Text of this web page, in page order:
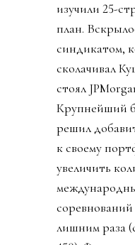
изучили 25-
план.
синдикатом,
сколачивал
стоял
Крупнейший
решил
к своему
увеличить
соревнований
лишним раза